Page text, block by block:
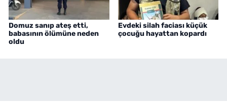
Domuz sanıp ateş etti,
babasının ölümüne neden
oldu
Evdeki silah faciası küçük
çocuğu hayattan kopardı